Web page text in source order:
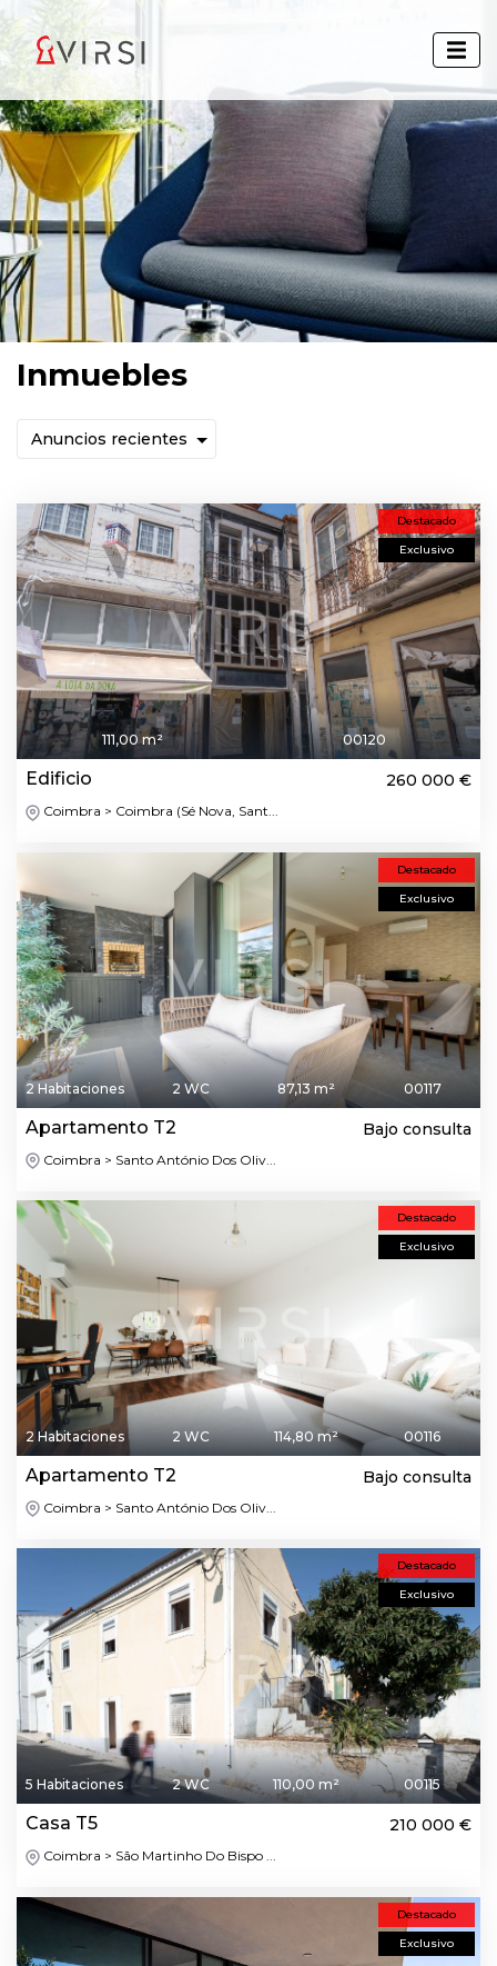
Inmuebles
Destacado
Exclusivo
111,00 m² 00120
Edificio 260 000 €
Coimbra > Coimbra (Sé Nova, Sant...
Destacado
Exclusivo
2 Habitaciones 2 WC 87,13 m² 00117
Apartamento T2 Bajo consulta
Coimbra > Santo António Dos Oliv...
Destacado
Exclusivo
2 Habitaciones 2 WC 114,80 m² 00116
Apartamento T2 Bajo consulta
Coimbra > Santo António Dos Oliv...
Destacado
Exclusivo
5 Habitaciones 2 WC 110,00 m² 00115
Casa T5 210 000 €
Coimbra > São Martinho Do Bispo ...
Destacado
Exclusivo